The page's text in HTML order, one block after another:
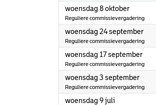
woensdag 8 oktober2025
Reguliere commissievergadering
woensdag 24 september2025
Reguliere commissievergadering
woensdag 17 september2025
Reguliere commissievergadering
woensdag 3 september2025
Reguliere commissievergadering
woensdag 9 juli